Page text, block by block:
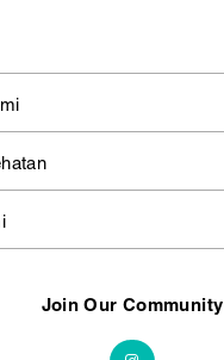
Join Our Community